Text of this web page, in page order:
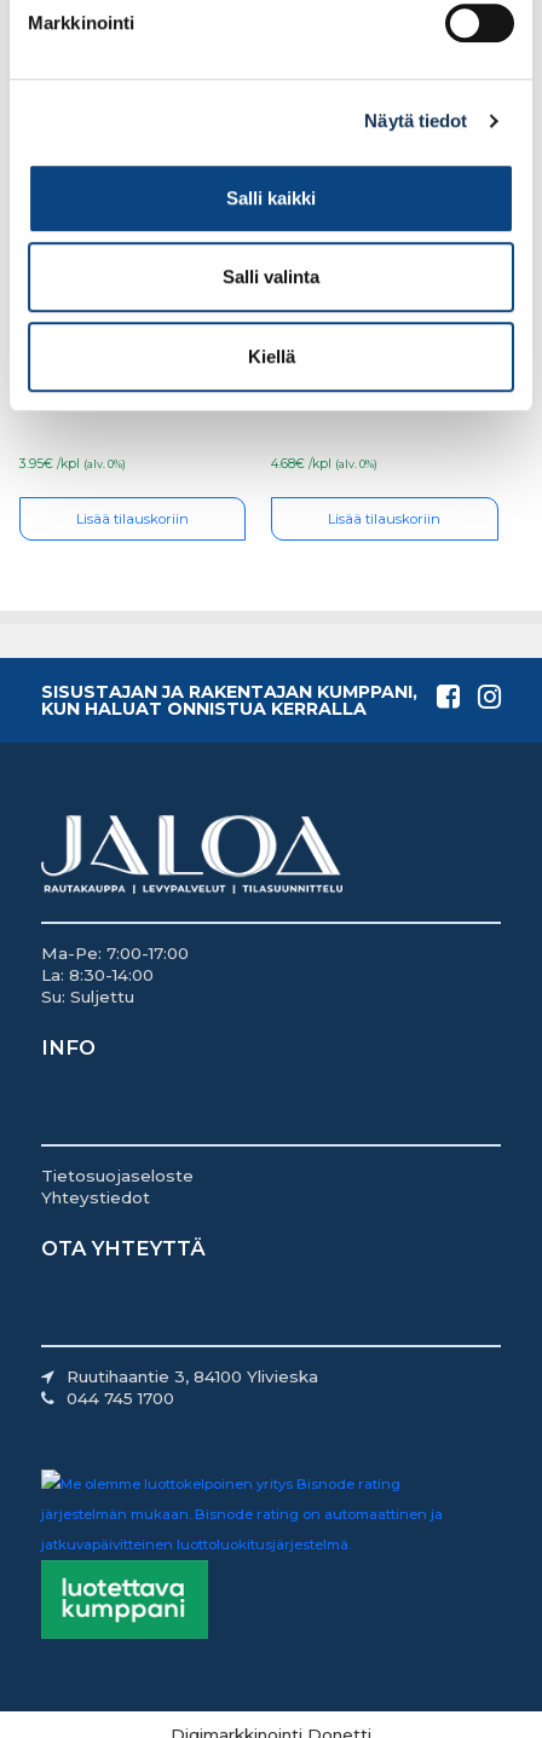
Markkinointi
Näytä tiedot
Salli kaikki
Salli valinta
Kiellä
Lisää tilauskoriin Lisää tilauskoriin
3.95€ /kpl (alv. 0%)
Lisää tilauskoriin
E.T. Listat, peitelista
12x42x2200 valkoinen
4.68€ /kpl (alv. 0%)
Lisää tilauskoriin
SISUSTAJAN JA RAKENTAJAN KUMPPANI,
KUN HALUAT ONNISTUA KERRALLA
Ma-Pe: 7:00-17:00
La: 8:30-14:00
Su: Suljettu
INFO
Tietosuojaseloste
Yhteystiedot
OTA YHTEYTTÄ
Ruutihaantie 3, 84100 Ylivieska
044 745 1700